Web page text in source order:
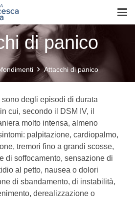
di panico
Attacchi di panico
degli episodi di durata
cui, secondo il DSM IV, il
molto intensa, almeno
palpitazione, cardiopalmo,
tremori fino a grandi scosse,
di soffocamento, sensazione di
al petto, nausea o dolori
di sbandamento, di instabilità,
derealizzazione o